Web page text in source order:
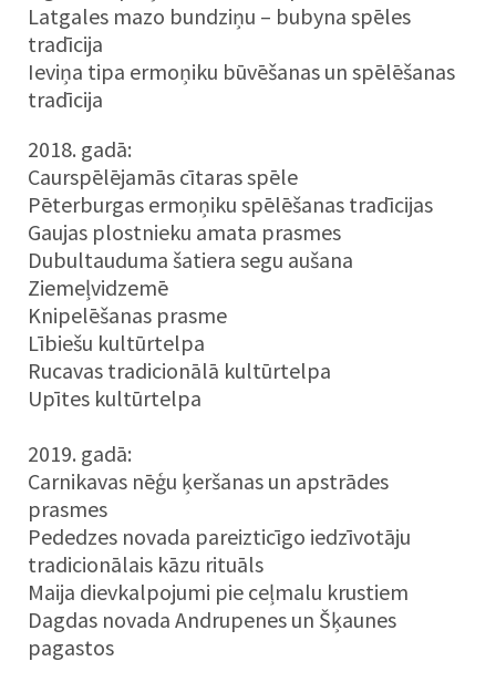
Latgales mazo bundziņu – bubyna spēles
tradīcija
Ieviņa tipa ermoņiku būvēšanas un spēlēšanas
tradīcija
2018. gadā:
Caurspēlējamās cītaras spēle
Pēterburgas ermoņiku spēlēšanas tradīcijas
Gaujas plostnieku amata prasmes
Dubultauduma šatiera segu aušana
Ziemeļvidzemē
Knipelēšanas prasme
Lībiešu kultūrtelpa
Rucavas tradicionālā kultūrtelpa
Upītes kultūrtelpa
2019. gadā:
Carnikavas nēģu ķeršanas un apstrādes
prasmes
Pededzes novada pareizticīgo iedzīvotāju
tradicionālais kāzu rituāls
Maija dievkalpojumi pie ceļmalu krustiem
Dagdas novada Andrupenes un Šķaunes
pagastos